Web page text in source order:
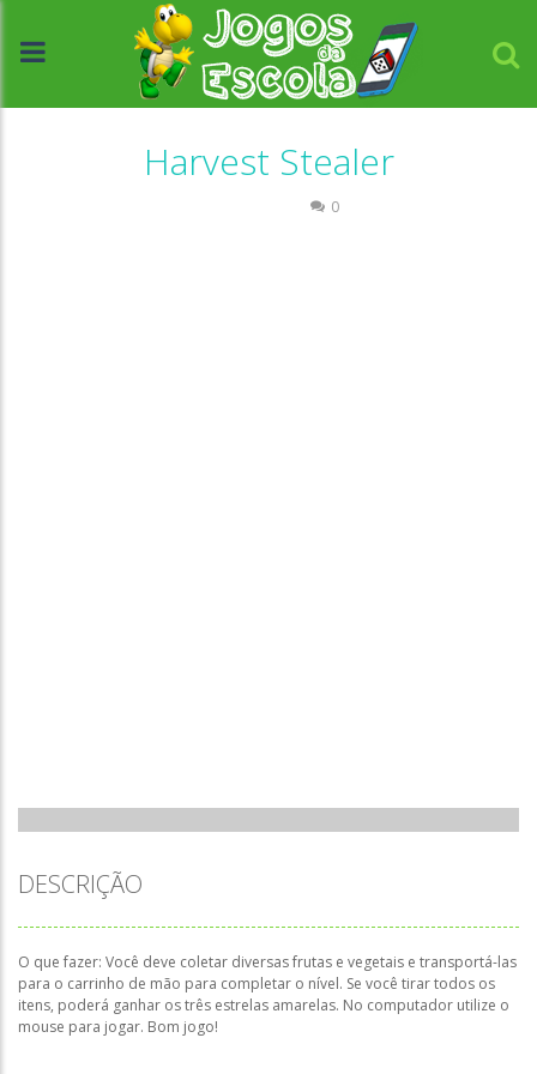
Harvest Stealer
0
DESCRIÇÃO
O que fazer: Você deve coletar diversas frutas e vegetais e transportá-las
para o carrinho de mão para completar o nível. Se você tirar todos os
itens, poderá ganhar os três estrelas amarelas. No computador utilize o
mouse para jogar. Bom jogo!